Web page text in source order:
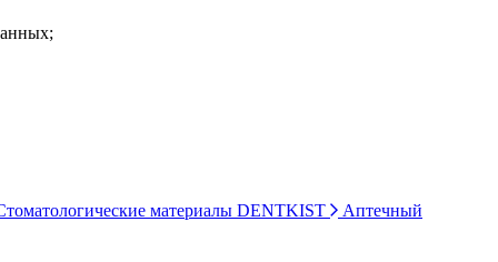
материалы DENTKIST
Аптечный